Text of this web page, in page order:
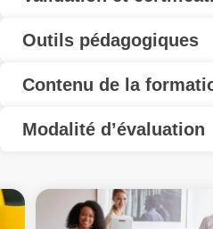
Outils pédagogiques
Contenu de la
Modalité d’évaluation